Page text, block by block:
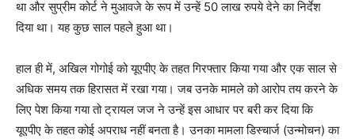
था और सुप्रीम कोर्ट ने मुआवजे के रूप में उन्हें 50लाख रुपये देने का निर्देश
दिया था। यह कुछ साल पहले हुआ था।
हाल ही में, अखिल गोगोई को यूएपीए के तहत गिरफ्तार किया गया और एक साल से
अधिक समय तक हिरासत में रखा गया। जब उनके मामले को आरोप तय करने के
लिए पेश किया गया तो ट्रायल जज ने उन्हें इस आधार पर बरी कर दिया कि
यूएपीए के तहत कोई अपराध नहीं बनता है। उनका मामला डिस्चार्ज (उन्मोचन) का